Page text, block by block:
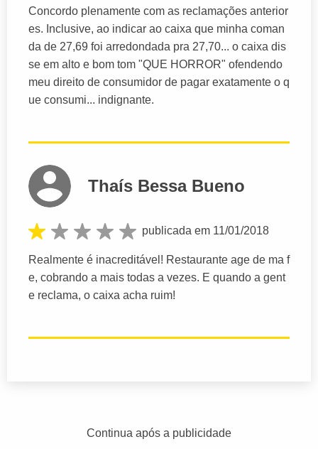
Concordo plenamente com as reclamações anterior
es. Inclusive, ao indicar ao caixa que minha coman
da de 27,69 foi arredondada pra 27,70... o caixa dis
se em alto e bom tom "QUE HORROR" ofendendo
meu direito de consumidor de pagar exatamente o q
ue consumi... indignante.
Thaís Bessa Bueno
publicada em 11/01/2018
Realmente é inacreditável! Restaurante age de ma f
e, cobrando a mais todas a vezes. E quando a gent
e reclama, o caixa acha ruim!
Continua após a publicidade